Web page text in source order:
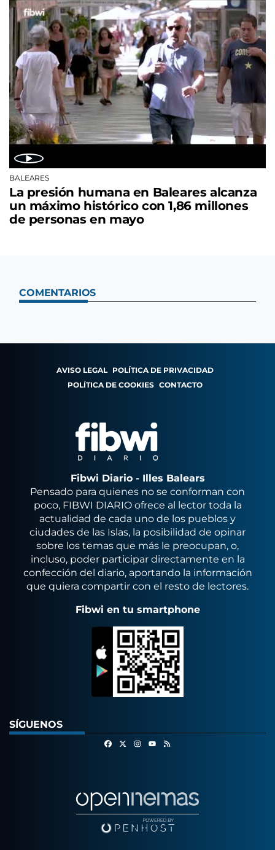
BALEARES
La presión humana en Baleares alcanza
un máximo histórico con 1,86 millones
de personas en mayo
COMENTARIOS
AVISO LEGAL POLÍTICA DE PRIVACIDAD
POLÍTICA DE COOKIES CONTACTO
Fibwi Diario - Illes Balears
Pensado para quienes no se conforman con
poco, FIBWI DIARIO ofrece al lector toda la
actualidad de cada uno de los pueblos y
ciudades de las Islas, la posibilidad de opinar
sobre los temas que más le preocupan, o,
incluso, poder participar directamente en la
confección del diario, aportando la información
que quiera compartir con el resto de lectores.
Fibwi en tu smartphone
SÍGUENOS
FacebookInstagram